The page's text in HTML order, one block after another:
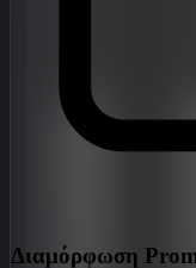
Διαμόρφωση